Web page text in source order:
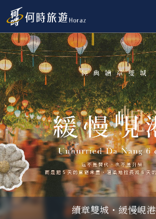
父親節．限時特別企劃
一人旅行Solo Travel
山海雙享・北海道
冬日慢旅・奧捷德續章雙城・緩慢峴港